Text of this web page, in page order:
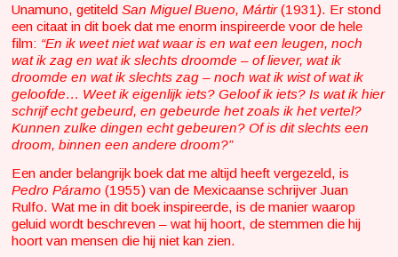
Unamuno, getiteld San Miguel Bueno, Mártir(1931). Er stond
een citaat in dit boek dat me enorm inspireerde voor de hele
film: “En ik weet niet wat waar is en wat een leugen, noch
wat ik zag en wat ik slechts droomde – of liever, wat ik
droomde en wat ik slechts zag – noch wat ik wist of wat ik
geloofde… Weet ik eigenlijk iets? Geloof ik iets? Is wat ik hier
schrijf echt gebeurd, en gebeurde het zoals ik het vertel?
Kunnen zulke dingen echt gebeuren? Of is dit slechts een
droom, binnen een andere droom?”
Een ander belangrijk boek dat me altijd heeft vergezeld, is
Pedro Páramo (1955) van de Mexicaanse schrijver Juan
Rulfo. Wat me in dit boek inspireerde, is de manier waarop
geluid wordt beschreven – wat hij hoort, de stemmen die hij
hoort van mensen die hij niet kan zien.